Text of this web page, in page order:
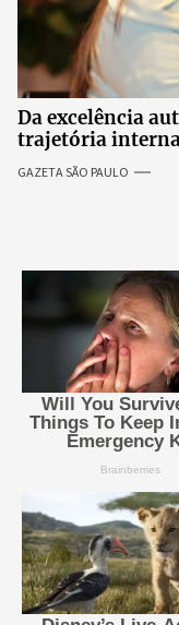
Da excelência
trajetória
GAZETA SÃO PAULO